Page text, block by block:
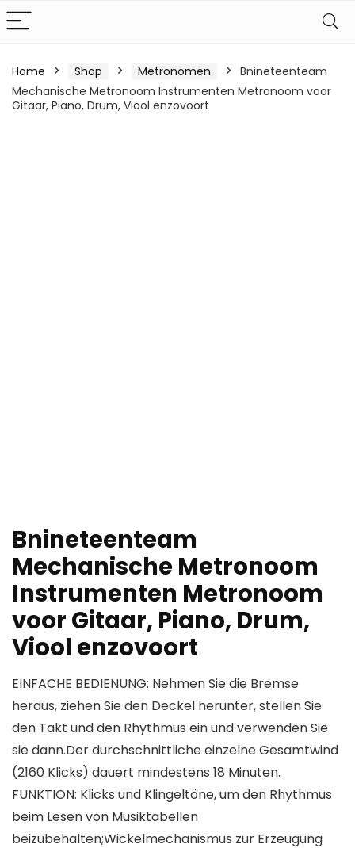
Home Shop Metronomen
Bnineteenteam
Mechanische Metronoom Instrumenten Metronoom voor
Gitaar, Piano, Drum, Viool enzovoort
Bnineteenteam
Mechanische Metronoom
Instrumenten Metronoom
voor Gitaar, Piano, Drum,
Viool enzovoort
EINFACHE BEDIENUNG: Nehmen Sie die Bremse
heraus, ziehen Sie den Deckel herunter, stellen Sie
den Takt und den Rhythmus ein und verwenden Sie
sie dann.Der durchschnittliche einzelne Gesamtwind
(2160 Klicks) dauert mindestens 18 Minuten.
FUNKTION: Klicks und Klingeltöne, um den Rhythmus
beim Lesen von Musiktabellen
beizubehalten;Wickelmechanismus zur Erzeugung